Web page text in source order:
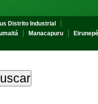
Distrito Industrial
Manacapuru Eirunepé